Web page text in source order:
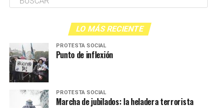
LO MÁS RECIENTE
PROTESTA SOCIAL
Punto de inflexión
PROTESTA SOCIAL
Marcha de jubilados: la heladera terrorista